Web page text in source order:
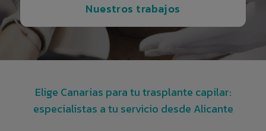
Nuestros trabajos
Elige Canarias para tu trasplante capilar:
especialistas a tu servicio desde Alicante